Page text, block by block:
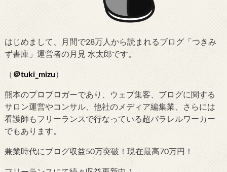
はじめまして、月間で28万人から読まれるブログ「つきみ
ず書庫」運営者の月見 水太郎です。
（ ＠tuki_mizu）
熊本のプロブロガーであり、ウェブ集客、ブログに関する
サロン運営やコンサル、他社のメディア編集業、さらには
看護師もフリーランスで行なっている超パラレルワーカー
でもあります。
兼業時代にブログ収益50万突破！現在最高70万円！